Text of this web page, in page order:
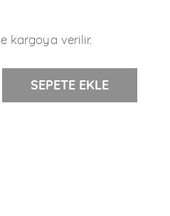
kargoya verilir.